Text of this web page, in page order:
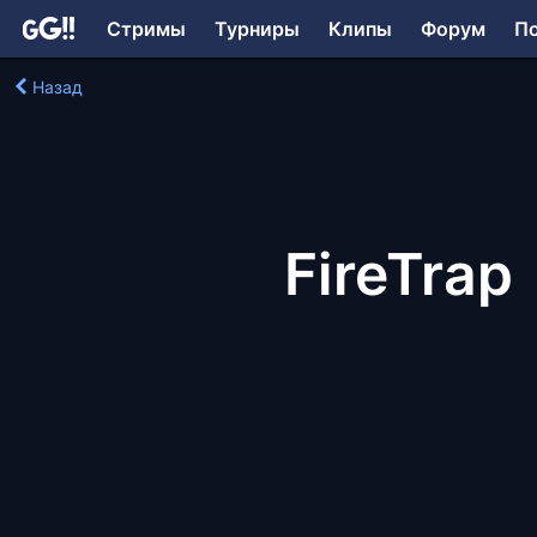
Стримы Турниры Клипы Форум
Назад
FireTrap